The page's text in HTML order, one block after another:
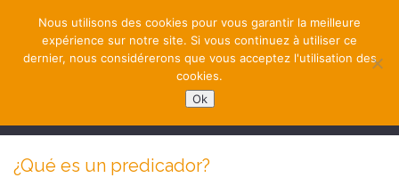
¿Qué es un predicador?
Nous utilisons des cookies pour vous garantir la meilleure
expérience sur notre site. Si vous continuez à utiliser ce
dernier, nous considérerons que vous acceptez l'utilisation des
cookies.
Ok